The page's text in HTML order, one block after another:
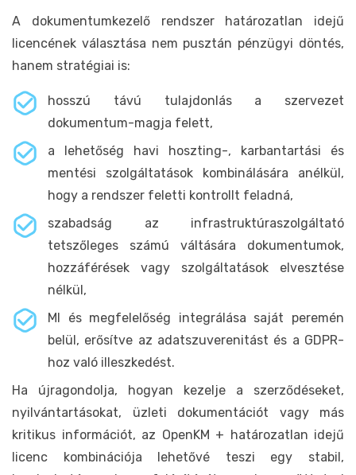
A dokumentumkezelő rendszer határozatlan idejű
licencének választása nem pusztán pénzügyi döntés,
hanem stratégiai is:
hosszú távú tulajdonlás a szervezet
dokumentum-magja felett,
a lehetőség havi hoszting-, karbantartási és
mentési szolgáltatások kombinálására anélkül,
hogy a rendszer feletti kontrollt feladná,
szabadság az infrastruktúraszolgáltató
tetszőleges számú váltására dokumentumok,
hozzáférések vagy szolgáltatások elvesztése
nélkül,
MI és megfelelőség integrálása saját peremén
belül, erősítve az adatszuverenitást és a GDPR-
hoz való illeszkedést.
Ha újragondolja, hogyan kezelje a szerződéseket,
nyilvántartásokat, üzleti dokumentációt vagy más
kritikus információt, az OpenKM + határozatlan idejű
licenc kombinációja lehetővé teszi egy stabil,